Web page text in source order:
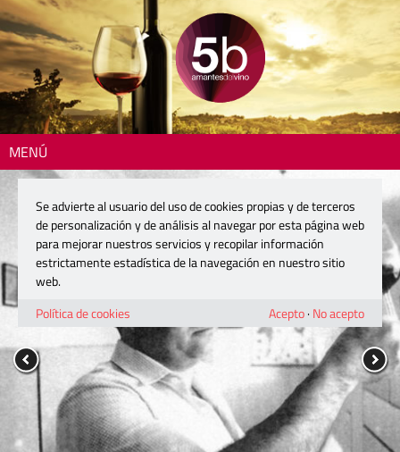
MENÚ
Se advierte al usuario del uso de cookies propias y de terceros
de personalización y de análisis al navegar por esta página web
para mejorar nuestros servicios y recopilar información
estrictamente estadística de la navegación en nuestro sitio
web.
Política de cookies
Acepto· No acepto